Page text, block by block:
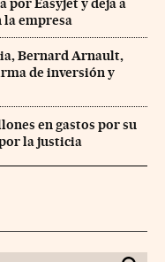
por Easyjet y deja a
empresa
Bernard Arnault,
de inversión y
en gastos por su
la justicia